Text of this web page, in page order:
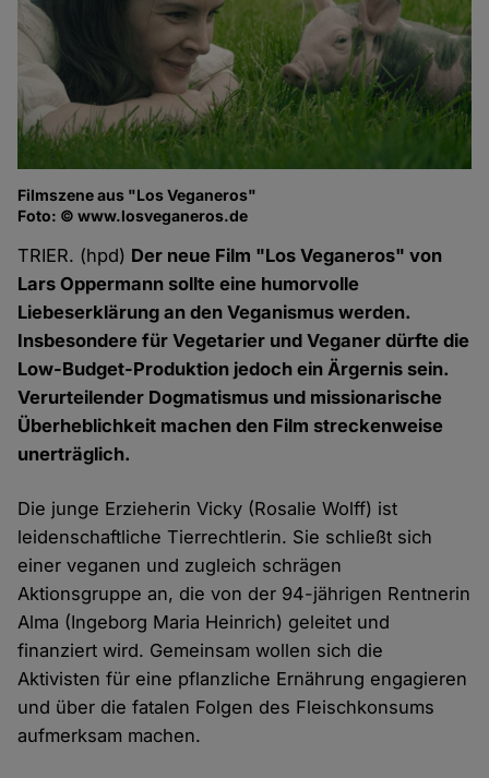
Filmszene aus "Los Veganeros"
Foto: © www.losveganeros.de
TRIER. (hpd) Der neue Film "Los Veganeros" von
Lars Oppermann sollte eine humorvolle
Liebeserklärung an den Veganismus werden.
Insbesondere für Vegetarier und Veganer dürfte die
Low-Budget-Produktion jedoch ein Ärgernis sein.
Verurteilender Dogmatismus und missionarische
Überheblichkeit machen den Film streckenweise
unerträglich.
Die junge Erzieherin Vicky (Rosalie Wolff) ist
leidenschaftliche Tierrechtlerin. Sie schließt sich
einer veganen und zugleich schrägen
Aktionsgruppe an, die von der 94-jährigen Rentnerin
Alma (Ingeborg Maria Heinrich) geleitet und
finanziert wird. Gemeinsam wollen sich die
Aktivisten für eine pflanzliche Ernährung engagieren
und über die fatalen Folgen des Fleischkonsums
aufmerksam machen.